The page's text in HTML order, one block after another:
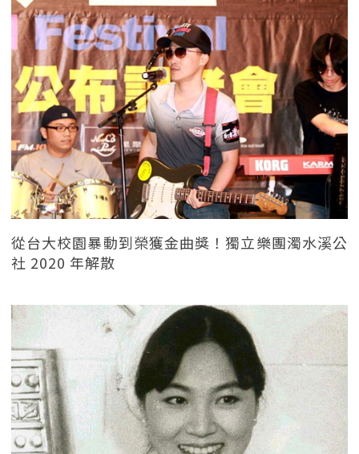
從台大校園暴動到榮獲金曲獎！獨立樂團濁水溪公
社 2020 年解散